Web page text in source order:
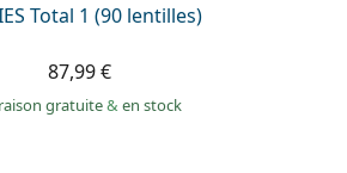
Total 1 (90 lentilles)
87,99 €
gratuite& en stock